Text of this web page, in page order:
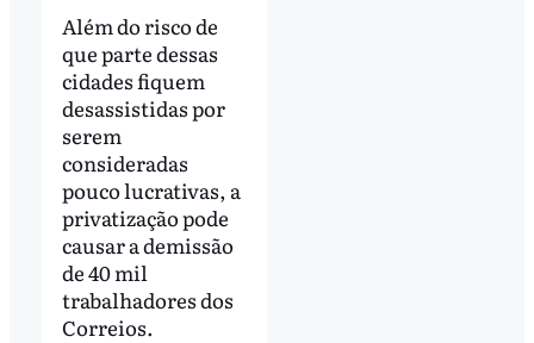
Além do risco de
que parte dessas
cidades fiquem
desassistidas por
serem
consideradas
pouco lucrativas, a
privatização pode
causar a demissão
de 40 mil
trabalhadores dos
Correios.